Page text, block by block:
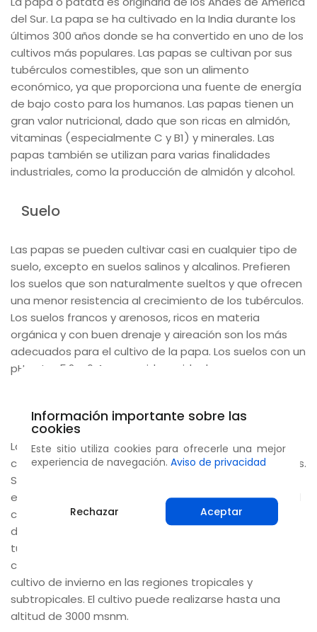
del Sur. La papa se ha cultivado en la India durante los
últimos 300 años donde se ha convertido en uno de los
cultivos más populares. Las papas se cultivan por sus
tubérculos comestibles, que son un alimento
económico, ya que proporciona una fuente de energía
de bajo costo para los humanos. Las papas tienen un
gran valor nutricional, dado que son ricas en almidón,
vitaminas (especialmente C y B1) y minerales. Las
papas también se utilizan para varias finalidades
industriales, como la producción de almidón y alcohol.
Suelo
Las papas se pueden cultivar casi en cualquier tipo de
suelo, excepto en suelos salinos y alcalinos. Prefieren
los suelos que son naturalmente sueltos y que ofrecen
una menor resistencia al crecimiento de los tubérculos.
Los suelos francos y arenosos, ricos en materia
orgánica y con buen drenaje y aireación son los más
adecuados para el cultivo de la papa. Los suelos con un
pH entre 5,2 a 6,4 se consideran ideales.
Clima
La papa es un cultivo de clima templado. Sin embargo,
crece bajo una amplia gama de condiciones climáticas.
Se cultiva solo en lugares donde la temperatura de la
estación de crecimiento es moderadamente fresca. El
crecimiento vegetativo de la planta es mejor a 24 °C
de temperatura, mientras que el desarrollo del
tubérculo es mejor a 20 °C. Por lo tanto, la papa se
cultiva como cultivo de verano en las colinas y como
cultivo de invierno en las regiones tropicales y
subtropicales. El cultivo puede realizarse hasta una
altitud de 3000 msnm.
Información importante sobre las
cookies
Este sitio utiliza cookies para ofrecerle una mejor
experiencia de navegación. Aviso de privacidad
Rechazar Aceptar